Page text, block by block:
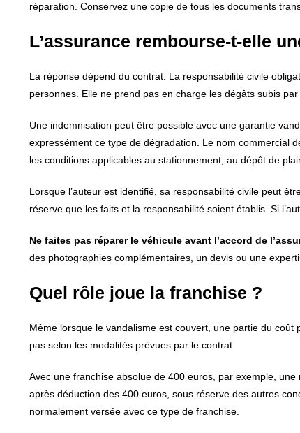
réparation. Conservez une copie de tous les documents
L’assurance rembourse-t-elle
La réponse dépend du contrat. La responsabilité civile
personnes. Elle ne prend pas en charge les dégâts subis
Une indemnisation peut être possible avec une garantie
expressément ce type de dégradation. Le nom commercial
les conditions applicables au stationnement, au dépôt de
Lorsque l’auteur est identifié, sa responsabilité civile peut
réserve que les faits et la responsabilité soient établis. Si
Ne faites pas réparer le véhicule avant l’accord de
des photographies complémentaires, un devis ou une
Quel rôle joue la franchise ?
Même lorsque le vandalisme est couvert, une partie du
pas selon les modalités prévues par le contrat.
Avec une franchise absolue de 400 euros, par exemple,
après déduction des 400 euros, sous réserve des autres
normalement versée avec ce type de franchise.